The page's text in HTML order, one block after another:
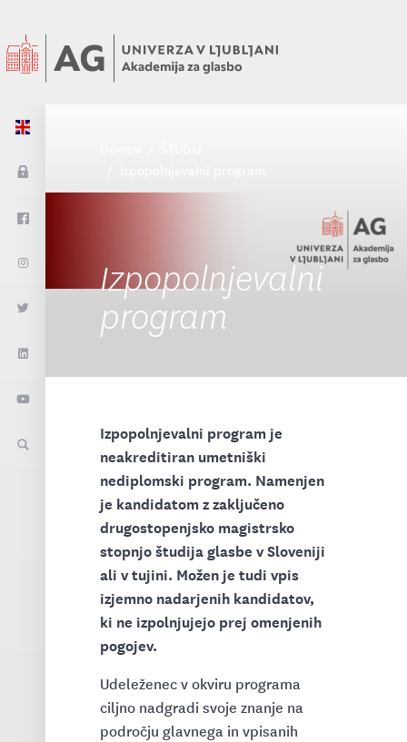
Izpopolnjevalni
program
Izpopolnjevalni program je
neakreditiran umetniški
nediplomski program. Namenjen
je kandidatom z zaključeno
drugostopenjsko magistrsko
stopnjo študija glasbe v Sloveniji
ali v tujini. Možen je tudi vpis
izjemno nadarjenih kandidatov,
ki ne izpolnjujejo prej omenjenih
pogojev.
Udeleženec v okviru programa
ciljno nadgradi svoje znanje na
področju glavnega in vpisanih